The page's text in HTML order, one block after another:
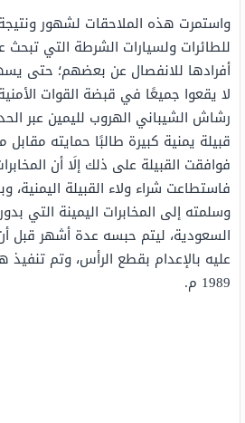
واستمرت هذه الملاحقات لشهور
للطائرات ولسيارات الشرطة التي
أفرادها للانفصال عن بعضهم؛ حتى
لا يقعوا جميعًا في قبضة القوات
رشاش الشيباني الهروب لليمين عبر
قبيلة يمنية كبيرة طالبًا حمايته مقابل
فوافقت القبيلة على ذلك إلَا أن
فاستطاعت شراء ولاء القبيلة اليمنية،
وسلمته إلى المخابرات اليمينة التي
السعودية، ليتم حبسه عدة أشهر قبل
عليه بالإعدام بقطع الرأس، وتم تنفيذ
1989 م.